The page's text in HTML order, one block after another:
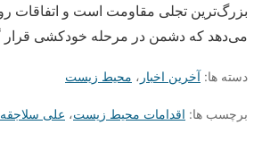
بزرگ‌ترین تجلی مقاومت است و اتفاقات
می‌دهد که دشمن در مرحله خودکشی
دسته ها: آخرین اخبار ، محیط زیست
برچسب ها: اقدامات محیط زیست، علی سلاجقه